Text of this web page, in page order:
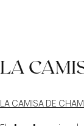
LA
LA CAMISA DE